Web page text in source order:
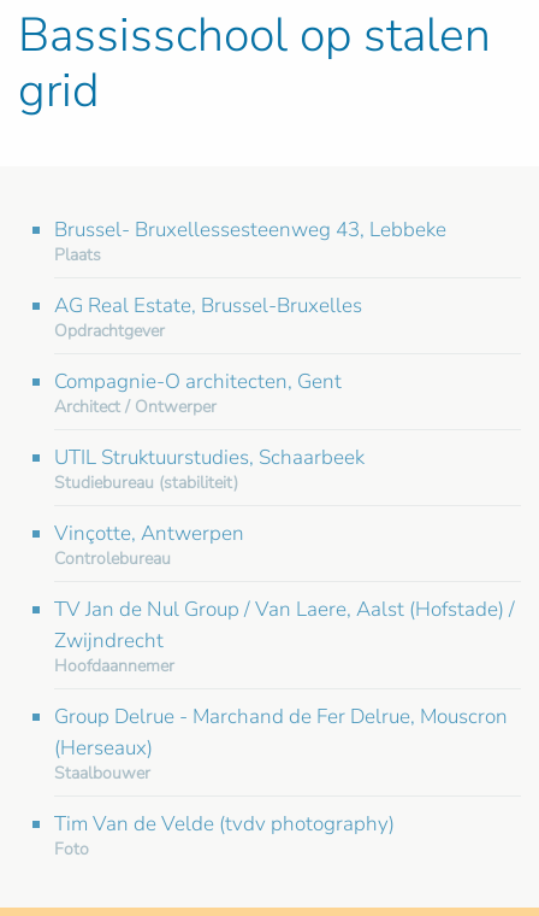
Bassisschool op stalen
grid
Brussel- Bruxellessesteenweg 43, Lebbeke
Plaats
AG Real Estate, Brussel-Bruxelles
Opdrachtgever
Compagnie-O architecten, Gent
Architect / Ontwerper
UTIL Struktuurstudies, Schaarbeek
Studiebureau (stabiliteit)
Vinçotte, Antwerpen
Controlebureau
TV Jan de Nul Group / Van Laere, Aalst (Hofstade) /
Zwijndrecht
Hoofdaannemer
Group Delrue - Marchand de Fer Delrue, Mouscron
(Herseaux)
Staalbouwer
Tim Van de Velde (tvdv photography)
Foto